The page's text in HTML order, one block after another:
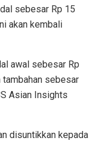
sebesar Rp 15
akan kembali
awal sebesar Rp
sebesar
Asian Insights
disuntikkan kepada